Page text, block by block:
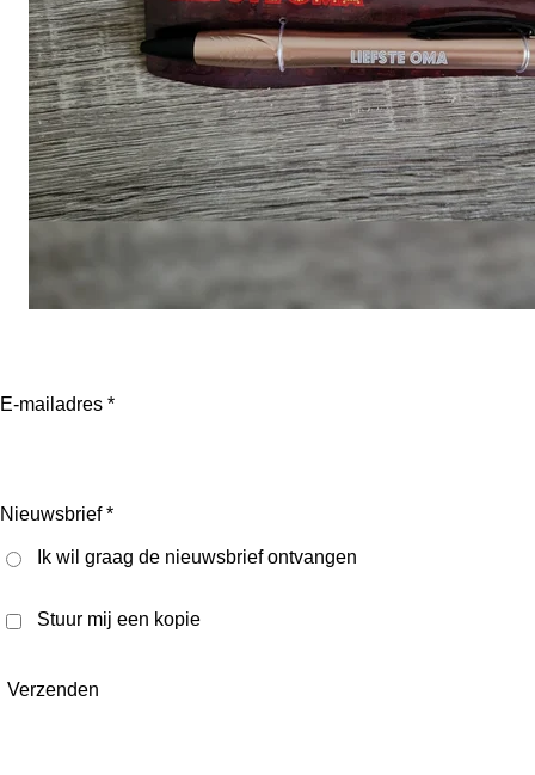
E-mailadres *
Nieuwsbrief *
Ik wil graag de nieuwsbrief ontvangen
Stuur mij een kopie
Verzenden